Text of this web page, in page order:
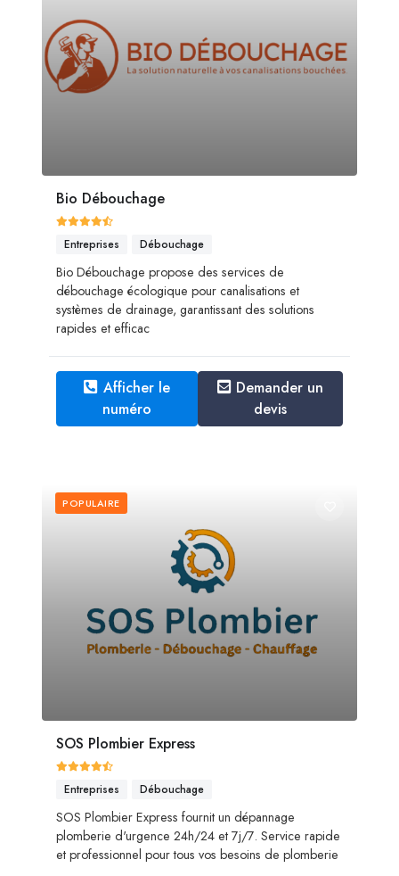
Bio Débouchage
Entreprises Débouchage
Bio Débouchage propose des services de
débouchage écologique pour canalisations et
systèmes de drainage, garantissant des solutions
rapides et efficac
Afficher le
numéro
Demander un
devis
POPULAIRE
SOS Plombier Express
Entreprises Débouchage
SOS Plombier Express fournit un dépannage
plomberie d'urgence 24h/24 et 7j/7. Service rapide
et professionnel pour tous vos besoins de plomberie